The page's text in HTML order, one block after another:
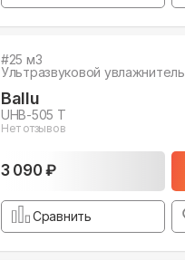
#25 м3
Ультразвуковой увлажнитель
Ballu
UHB-505 T
Нет отзывов
3 090 ₽
Сравнить